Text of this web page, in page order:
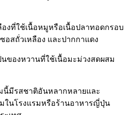
องที่ใช้เนื้อหมูหรือเนื้อปลาทอดกรอบ
อสถั่วเหลือง และปากกาแดง
นของหวานที่ใช้เนื้อมะม่วงสดผสม
นี้มีรสชาติอันหลากหลายและ
ในโรงแรมหรือร้านอาหารญี่ปุ่น